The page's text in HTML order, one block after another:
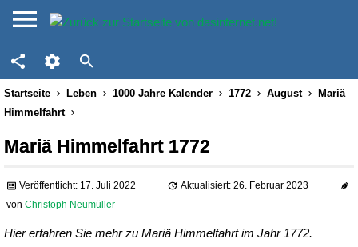
Startseite Leben 1000 Jahre Kalender 1772 August
Mariä
Himmelfahrt
Mariä Himmelfahrt 1772
Veröffentlicht: 17. Juli 2022
Aktualisiert: 26. Februar 2023
von Christoph Neumüller
Hier erfahren Sie mehr zu Mariä Himmelfahrt im Jahr 1772.